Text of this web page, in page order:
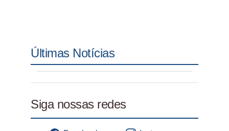
Últimas Notícias
Siga nossas redes